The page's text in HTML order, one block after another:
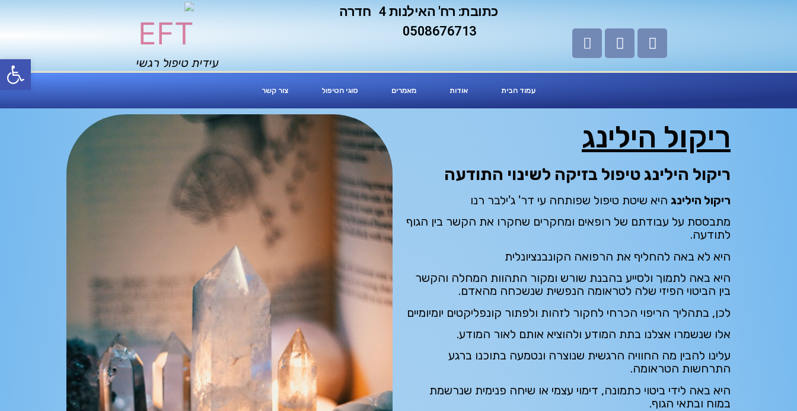
פתח
כתובת: רח' האילנות 4 חדרה
עידית טיפול רגשי
עמוד הבית אודות מאמרים סוגי הטיפול צור קשר
ריקול הילינג
ריקול הילינג טיפול בזיקה לשינוי התודעה
ריקול הילינג היא שיטת טיפול שפותחה עי דר' ג'ילבר רנו
מתבססת על עבודתם של רופאים ומחקרים שחקרו את הקשר בין הגוף
לתודעה.
היא לא באה להחליף את הרפואה הקונבנציונלית
היא באה לתמוך ולסייע בהבנת שורש ומקור התהוות המחלה והקשר
בין הביטוי הפיזי שלה לטראומה הנפשית שנשכחה מהאדם.
לכן, בתהליך הריפוי הכרחי לחקור לזהות ולפתור קונפליקטים יומיומיים
אלו שנשמרו אצלנו בתת המודע ולהוציא אותם לאור המודע.
עלינו להבין מה החוויה הרגשית שנוצרה ונטמעה בתוכנו ברגע
התרחשות הטראומה.
היא באה לידי ביטוי כתמונה, דימוי עצמי או שיחה פנימית שנרשמת
במוח ובתאי הגוף.